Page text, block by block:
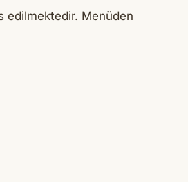
edilmektedir. Menüden